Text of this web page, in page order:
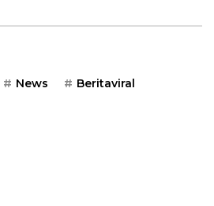
News Beritaviral